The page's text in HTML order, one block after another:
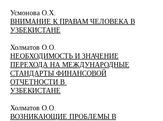
Усмонова О.Х.
ВНИМАНИЕ К ПРАВАМ ЧЕЛОВЕКА В
УЗБЕКИСТАНЕ
Холматов О.О.
НЕОБХОДИМОСТЬ И ЗНАЧЕНИЕ
ПЕРЕХОДА НА МЕЖДУНАРОДНЫЕ
СТАНДАРТЫ ФИНАНСОВОЙ
ОТЧЕТНОСТИ В
УЗБЕКИСТАНЕ
Холматов О.О.
ВОЗНИКАЮЩИЕ ПРОБЛЕМЫ В